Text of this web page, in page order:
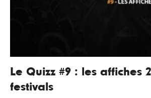
Le Quizz #9 : les affiches
festivals